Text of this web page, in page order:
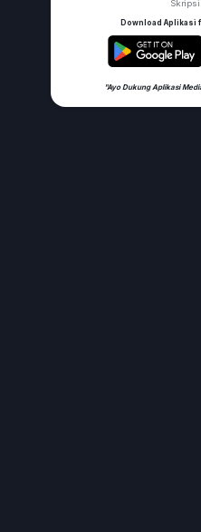
Skripsi
Download Aplikasi
"Ayo Dukung Aplikasi